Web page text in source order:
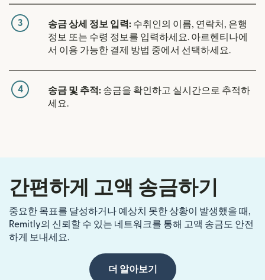
3 송금 상세 정보 입력: 수취인의 이름, 연락처, 은행
정보 또는 수령 정보를 입력하세요. 아르헨티나에
서 이용 가능한 결제 방법 중에서 선택하세요.
4 송금 및 추적: 송금을 확인하고 실시간으로 추적하
세요.
간편하게 고액 송금하기
중요한 목표를 달성하거나 예상치 못한 상황이 발생했을 때,
Remitly의 신뢰할 수 있는 네트워크를 통해 고액 송금도 안전
하게 보내세요.
더 알아보기